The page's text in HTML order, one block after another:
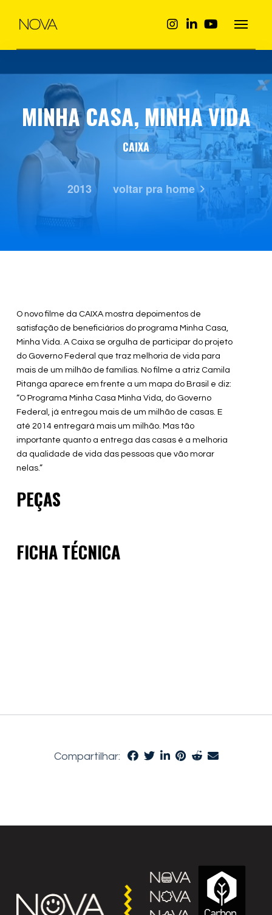
MINHA CASA, MINHA VIDA
CAIXA
2013 voltar pra home
O novo filme da CAIXA mostra depoimentos de
satisfação de beneficiários do programa Minha Casa,
Minha Vida. A Caixa se orgulha de participar do projeto
do Governo Federal que traz melhoria de vida para
mais de um milhão de famílias. No filme a atriz Camila
Pitanga aparece em frente a um mapa do Brasil e diz:
“O Programa Minha Casa Minha Vida, do Governo
Federal, já entregou mais de um milhão de casas. E
até 2014 entregará mais um milhão. Mas tão
importante quanto a entrega das casas é a melhoria
da qualidade de vida das pessoas que vão morar
nelas.”
PEÇAS
FICHA TÉCNICA
Compartilhar: